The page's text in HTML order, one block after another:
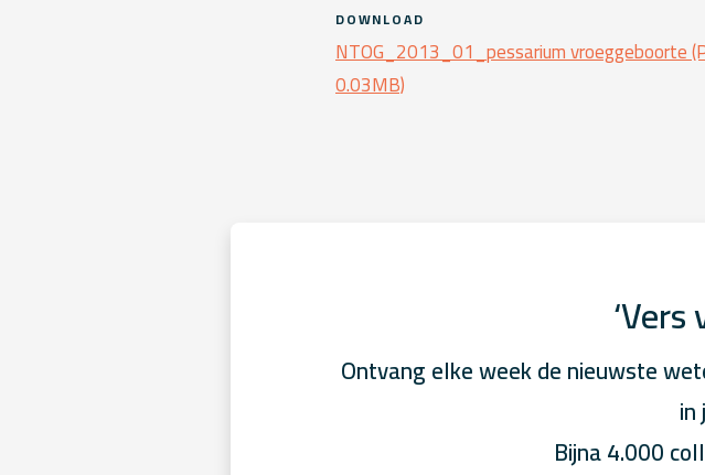
DOWNLOAD
NTOG_2013_01_pessarium vroeggeboorte
0.03MB)
Ontvang elke week de nieuwste
in
Bijna 4.000